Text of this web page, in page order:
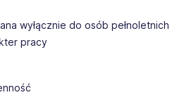
wyłącznie do osób pełnoletnich
pracy